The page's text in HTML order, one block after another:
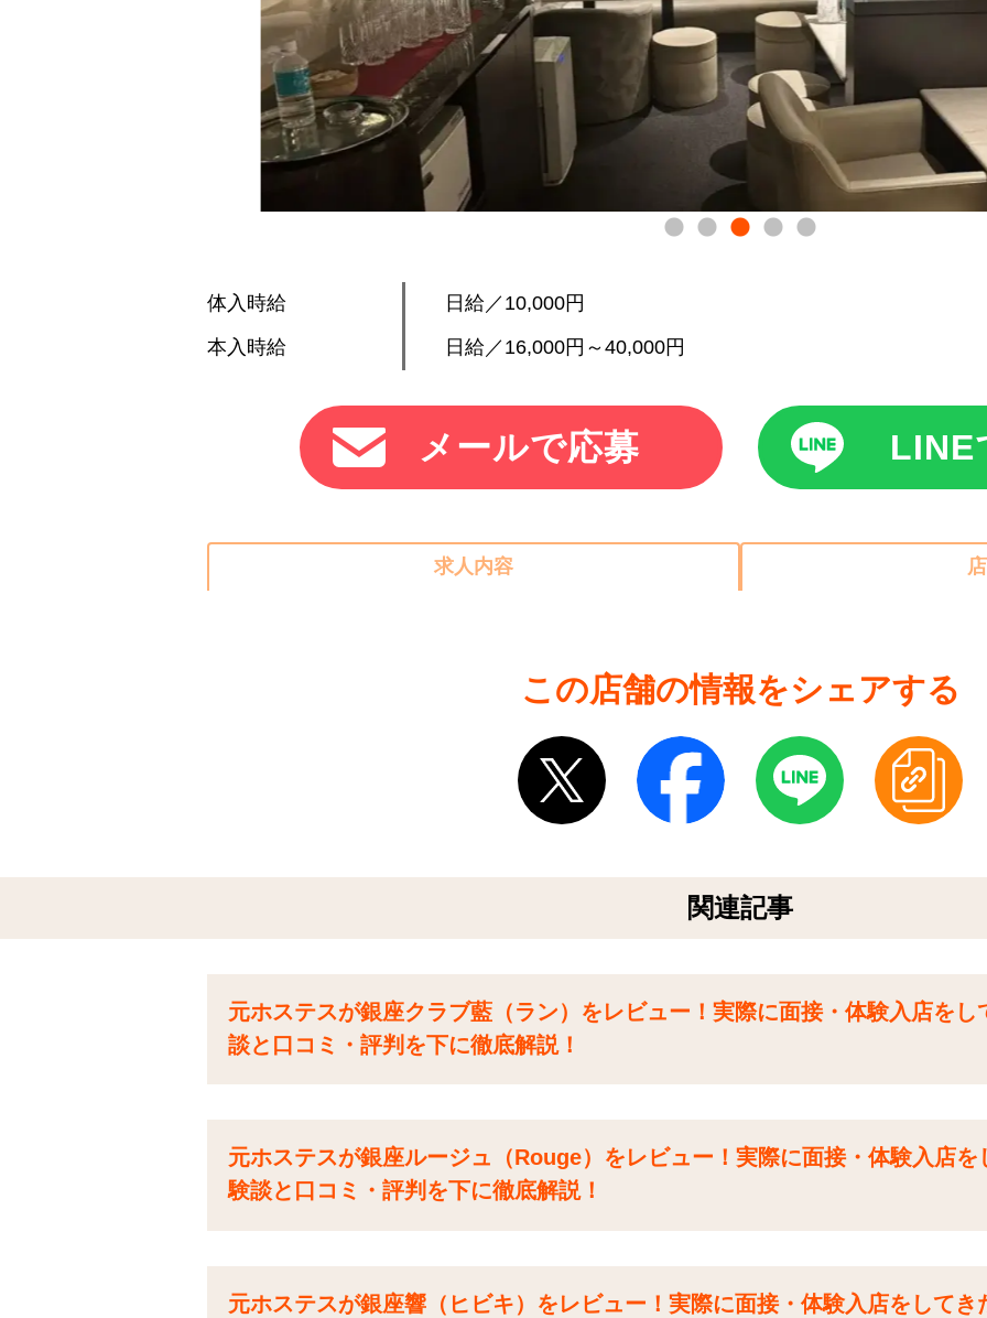
体入時給
日給／10,000円
本入時給
日給／16,000円～40,000円
メールで応募 LINE
求人内容
この店舗の情報をシェアする
関連記事
元ホステスが銀座クラブ藍（ラン）をレビュー！実際に面接・体験入店をし
談と口コミ・評判を下に徹底解説！
元ホステスが銀座ルージュ（Rouge）をレビュー！実際に面接・体験入店を
験談と口コミ・評判を下に徹底解説！
元ホステスが銀座響（ヒビキ）をレビュー！実際に面接・体験入店をしてき